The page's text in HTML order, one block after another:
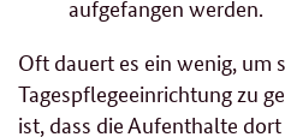
aufgefangen werden.
Oft dauert es ein wenig, um
Tagespflegeeinrichtung zu
ist, dass die Aufenthalte